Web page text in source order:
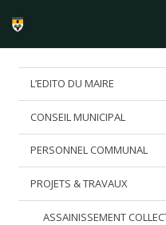
L’EDITO DU MAIRE
CONSEIL MUNICIPAL
PERSONNEL COMMUNAL
PROJETS & TRAVAUX
ASSAINISSEMENT